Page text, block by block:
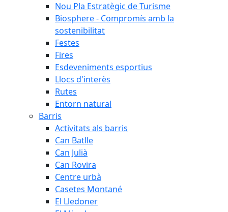
Nou Pla Estratègic de Turisme
Biosphere - Compromís amb la
sostenibilitat
Festes
Fires
Esdeveniments esportius
Llocs d'interès
Rutes
Entorn natural
Barris
Activitats als barris
Can Batlle
Can Julià
Can Rovira
Centre urbà
Casetes Montané
El Lledoner